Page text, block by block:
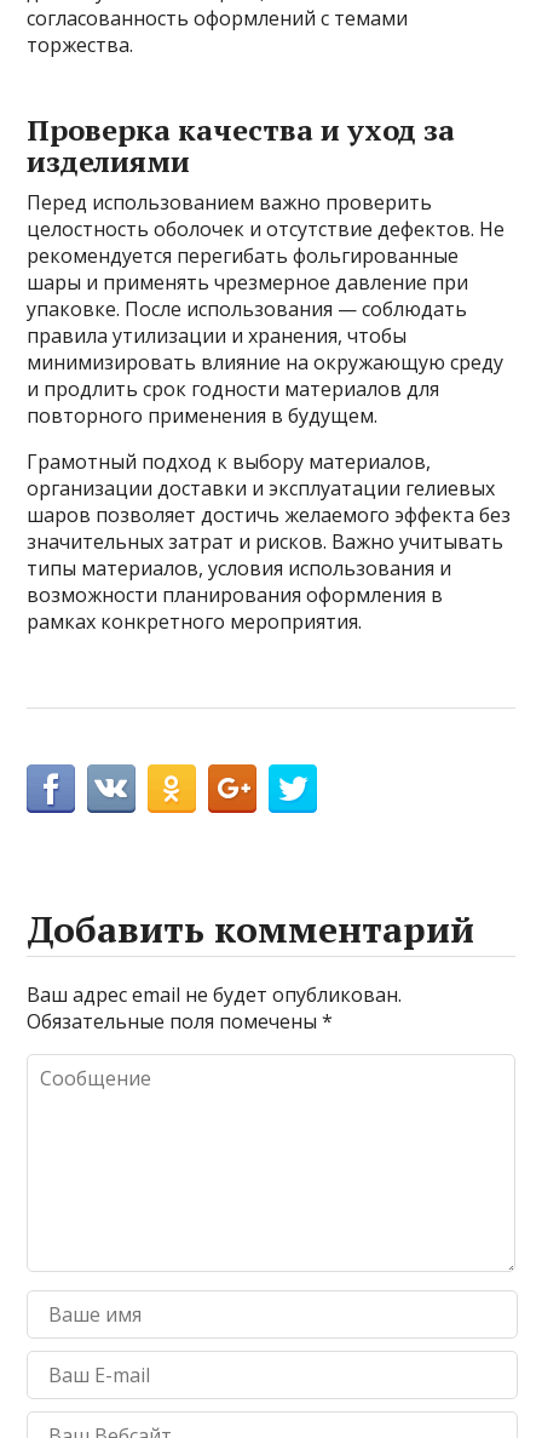
согласованность оформлений с темами
торжества.
Проверка качества и уход за
изделиями
Перед использованием важно проверить
целостность оболочек и отсутствие дефектов. Не
рекомендуется перегибать фольгированные
шары и применять чрезмерное давление при
упаковке. После использования — соблюдать
правила утилизации и хранения, чтобы
минимизировать влияние на окружающую среду
и продлить срок годности материалов для
повторного применения в будущем.
Грамотный подход к выбору материалов,
организации доставки и эксплуатации гелиевых
шаров позволяет достичь желаемого эффекта без
значительных затрат и рисков. Важно учитывать
типы материалов, условия использования и
возможности планирования оформления в
рамках конкретного мероприятия.
Добавить комментарий
Ваш адрес email не будет опубликован.
Обязательные поля помечены*